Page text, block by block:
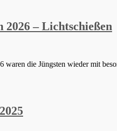
– Lichtschießen
waren die Jüngsten wieder mit